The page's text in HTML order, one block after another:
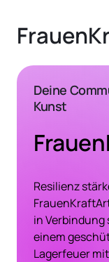
Deine
Kunst
Resilienz
in
einem
Lagerfeuer